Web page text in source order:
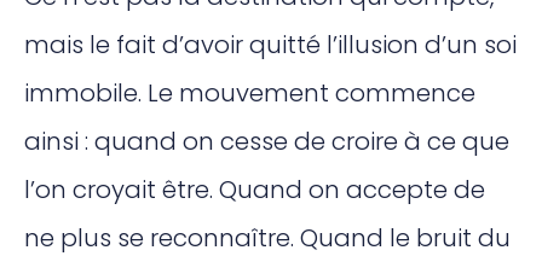
mais le fait d’avoir quitté l’illusion d’un soi
immobile. Le mouvement commence
ainsi : quand on cesse de croire à ce que
l’on croyait être. Quand on accepte de
ne plus se reconnaître. Quand le bruit du